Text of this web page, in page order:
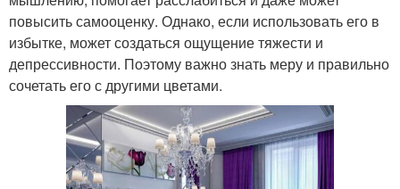
повысить самооценку. Однако, если использовать его в
избытке, может создаться ощущение тяжести и
депрессивности. Поэтому важно знать меру и правильно
сочетать его с другими цветами.